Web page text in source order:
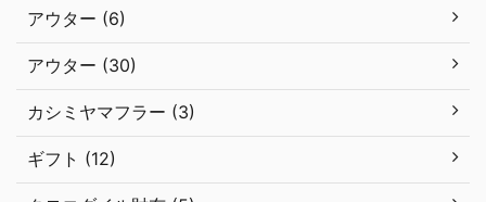
アウター (6)
アウター (30)
カシミヤマフラー (3)
ギフト (12)